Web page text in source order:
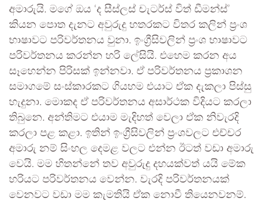
අමාරුයි. මගේ ඔය ‘ද සීස්ලස් චැටර්ස් විත් ඩීමන්ස්’
කියන පොත දැනට අවුරුදු හතරකට විතර කලින් ප්‍රංශ
භාෂාවට පරිවර්තනය වුනා. ඉංග්‍රීසිවලින් ප්‍රංශ භාෂාවට
පරිවර්තනය කරන්න හරි ලේසියි. එහෙම කරන අය
සෑහෙන්න පිරිසක් ඉන්නවා. ඒ පරිවර්තනය ප්‍රකාශන
සමාගමේ සංස්කාරකට ගියහම එයාට ඒක දැකලා පිස්සු
හැදුනා. මොකද ඒ පරිවර්තනය අසාර්ථක විදියට කරලා
තිබුනෙ. අන්තිමට එයාම මැදිහත් වෙලා ඒක නිවැරදි
කරලා පළ කළා. ඉතින් ඉංග්‍රීසිවලින් ප්‍රංශවලට එච්චර
අමාරු නම් සිංහල දෙමළ වලට එන්න ඊටත් වඩා අමාරු
වෙයි. මම හිතන්නේ තව අවුරුදු දහයක්වත් යයි මේක
හරියට පරිවර්තනය වෙන්න. වැරදි පරිවර්තනයක්
වෙනවට වඩා මම කැමතියි ඒක නොවී තියෙනවනම්.